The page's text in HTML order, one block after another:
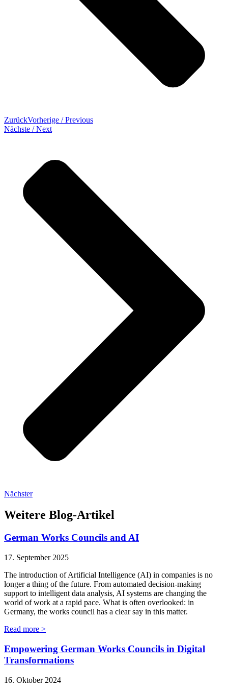
ZurückVorherige / Previous
Nächste / Next
Nächster
Weitere Blog-Artikel
German Works Councils and AI
17. September 2025
The introduction of Artificial Intelligence (AI) in companies is no
longer a thing of the future. From automated decision-making
support to intelligent data analysis, AI systems are changing the
world of work at a rapid pace. What is often overlooked: in
Germany, the works council has a clear say in this matter.
Read more >
Empowering German Works Councils in Digital
Transformations
16. Oktober 2024